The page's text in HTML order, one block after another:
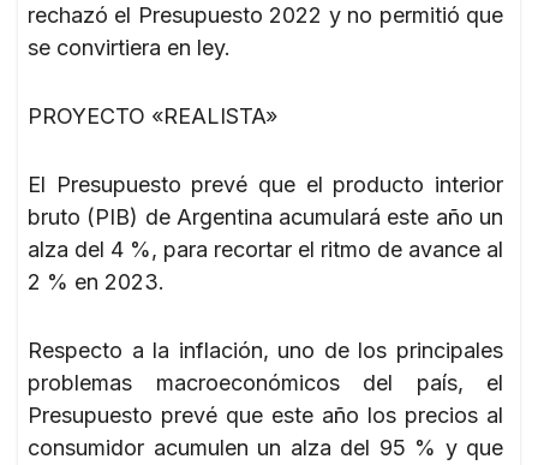
rechazó el Presupuesto 2022 y no permitió que
se convirtiera en ley.
PROYECTO «REALISTA»
El Presupuesto prevé que el producto interior
bruto (PIB) de Argentina acumulará este año un
alza del 4 %, para recortar el ritmo de avance al
2 % en 2023.
Respecto a la inflación, uno de los principales
problemas macroeconómicos del país, el
Presupuesto prevé que este año los precios al
consumidor acumulen un alza del 95 % y que